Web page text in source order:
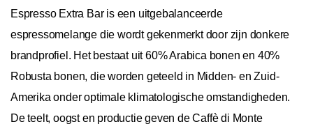
Espresso Extra Bar is een uitgebalanceerde
espressomelange die wordt gekenmerkt door zijn donkere
brandprofiel. Het bestaat uit 60% Arabica bonen en 40%
Robusta bonen, die worden geteeld in Midden- en Zuid-
Amerika onder optimale klimatologische omstandigheden.
De teelt, oogst en productie geven de Caffè di Monte